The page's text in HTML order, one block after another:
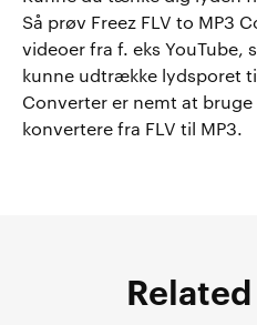
Så prøv Freez FLV to MP3
videoer fra f. eks YouTube,
kunne udtrække lydsporet
Converter er nemt at
konvertere fra FLV til MP3.